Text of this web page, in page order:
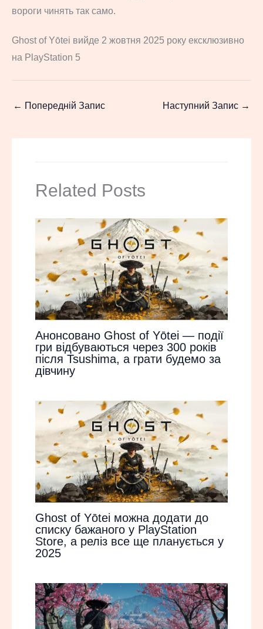
вороги чинять так само.
Ghost of Yōtei вийде 2 жовтня 2025 року ексклюзивно
на PlayStation 5
← Попередній Запис Наступний Запис →
Related Posts
Анонсовано Ghost of Yōtei — події
гри відбуваються через 300 років
після Tsushima, а грати будемо за
дівчину
Ghost of Yōtei можна додати до
списку бажаного у PlayStation
Store, а реліз все ще планується у
2025